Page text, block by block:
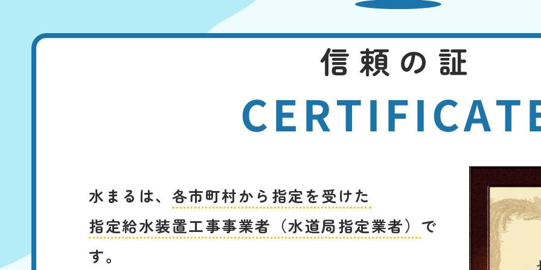
信頼の証
水まるは、 各市町村から指定を受けた
指定給水装置工事事業者（水道局指定業者） で
す。